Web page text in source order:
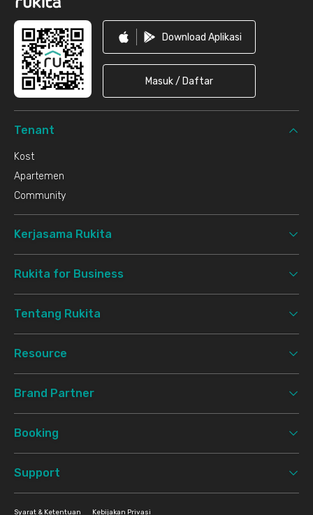
Download Aplikasi
Masuk / Daftar
Tenant
Kost
Apartemen
Community
Kerjasama Rukita
Rukita for Business
Tentang Rukita
Resource
Brand Partner
Booking
Support
Syarat & Ketentuan Kebijakan Privasi